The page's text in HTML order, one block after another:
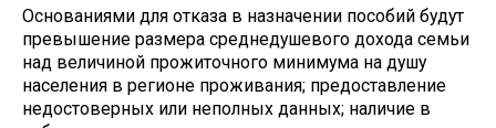
Основаниями для отказа в назначении пособий будут
превышение размера среднедушевого дохода семьи
над величиной прожиточного минимума на душу
населения в регионе проживания; предоставление
недостоверных или неполных данных; наличие в